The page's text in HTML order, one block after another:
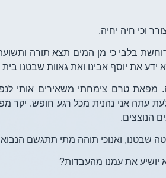
וכי חיה יחיה.
בלבי כי מן המים תצא תורה
את יוסף אבינו ואת גאוות שבטנו
מפאת טרם צימחתי משאירים אותי
עתה אני נהנית מכל רגע חופש. יקר
הנוצצים.
שבטנו, ואנוכי תוהה מתי תתגשם
את עמנו מהעבדות?